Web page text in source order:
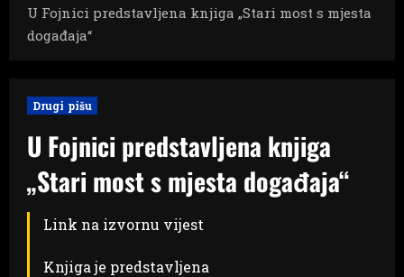
U Fojnici predstavljena knjiga „Stari most s mjesta
događaja“
Drugi pišu
U Fojnici predstavljena knjiga
„Stari most s mjesta događaja“
Link na izvornu vijest
Knjiga je predstavljena